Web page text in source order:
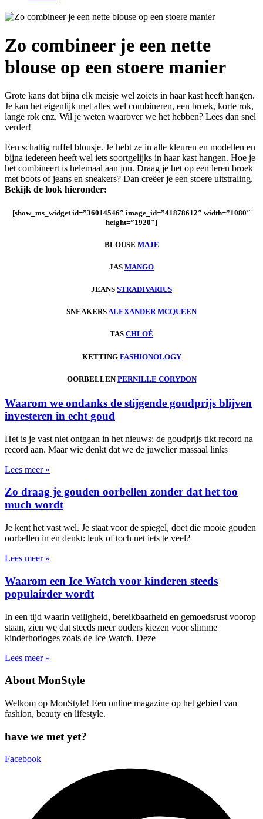
Zo combineer je een nette
blouse op een stoere manier
Grote kans dat bijna elk meisje wel zoiets in haar kast heeft hangen.
Je kan het eigenlijk met alles wel combineren, een broek, korte rok,
lange rok enz. Wil je weten waarover we het hebben? Lees dan snel
verder!
Een schattig ruffel blousje. Je hebt ze in alle kleuren en modellen en
bijna iedereen heeft wel iets soortgelijks in haar kast hangen. Hoe je
het combineert is helemaal aan jou. Draag je het op een leren broek
met boots of jeans en sneakers? Dan creëer je een stoere uitstraling.
Bekijk de look hieronder:
[show_ms_widget id=”36014546″ image_id=”41878612″ width=”1080″
height=”1920″]
BLOUSE MAJE
JAS MANGO
JEANS STRADIVARIUS
SNEAKERSALEXANDER MCQUEEN
TAS CHLOÉ
KETTING FASHIONOLOGY
OORBELLENPERNILLE CORYDON
Waarom we ondanks de stijgende goudprijs blijven
investeren in echt goud
Het is je vast niet ontgaan in het nieuws: de goudprijs tikt record na
record aan. Maar wie denkt dat we de juwelier massaal links
Lees meer »
Zo draag je gouden oorbellen zonder dat het too
much wordt
Je kent het vast wel. Je staat voor de spiegel, doet die mooie gouden
oorbellen in en denkt: leuk of toch net iets te veel?
Lees meer »
Waarom een Ice Watch voor kinderen steeds
populairder wordt
In een tijd waarin veiligheid, bereikbaarheid en gemoedsrust voorop
staan, zien we dat steeds meer ouders kiezen voor slimme
kinderhorloges zoals de Ice Watch. Deze
Lees meer »
About MonStyle
Welkom op MonStyle! Een online magazine op het gebied van
fashion, beauty en lifestyle.
have we met yet?
Facebook